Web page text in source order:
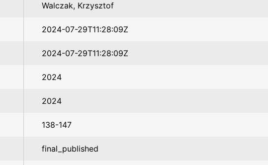
Walczak, Krzysztof
2024-07-29T11:28:09Z
2024-07-29T11:28:09Z
2024
2024
138-147
final_published